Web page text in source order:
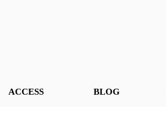
ACCESS BLOG